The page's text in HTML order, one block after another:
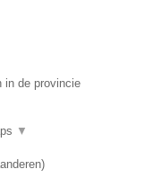
in de provincie
▼
)